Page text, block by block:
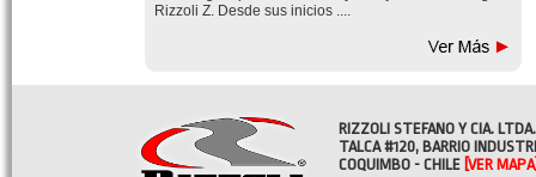
Rizzoli Z. Desde sus inicios ....
RIZZOLI STEFANO Y CIA. LTDA.
TALCA #120, BARRIO
COQUIMBO - CHILE [VER